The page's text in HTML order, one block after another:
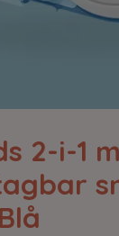
2-i-1